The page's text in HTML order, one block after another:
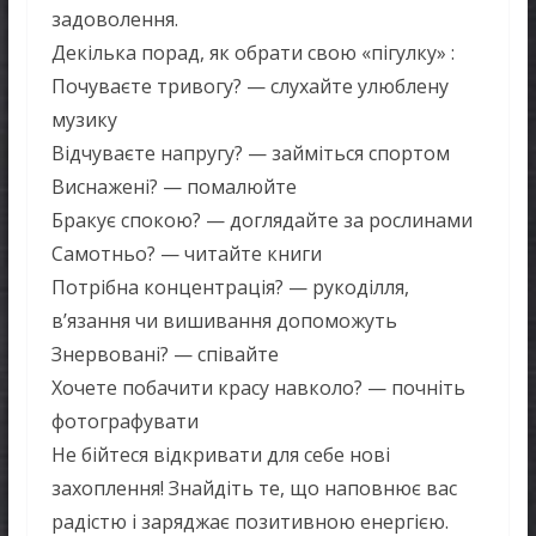
задоволення.
Декілька порад, як обрати свою «пігулку» :
Почуваєте тривогу? — слухайте улюблену
музику
Відчуваєте напругу? — займіться спортом
Виснажені? — помалюйте
Бракує спокою? — доглядайте за рослинами
Самотньо? — читайте книги
Потрібна концентрація? — рукоділля,
в’язання чи вишивання допоможуть
Знервовані? — співайте
Хочете побачити красу навколо? — почніть
фотографувати
Не бійтеся відкривати для себе нові
захоплення! Знайдіть те, що наповнює вас
радістю і заряджає позитивною енергією.